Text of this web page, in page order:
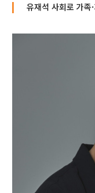
유재석 사회로 가족